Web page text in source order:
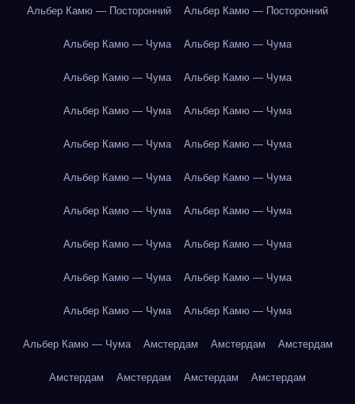
Альбер Камю — Посторонний Альбер Камю — Посторонний
Альбер Камю — Чума Альбер Камю — Чума
Альбер Камю — Чума Альбер Камю — Чума
Альбер Камю — Чума Альбер Камю — Чума
Альбер Камю — Чума Альбер Камю — Чума
Альбер Камю — Чума Альбер Камю — Чума
Альбер Камю — Чума Альбер Камю — Чума
Альбер Камю — Чума Альбер Камю — Чума
Альбер Камю — Чума Альбер Камю — Чума
Альбер Камю — Чума Альбер Камю — Чума
Альбер Камю — Чума Амстердам Амстердам Амстердам
Амстердам Амстердам Амстердам Амстердам